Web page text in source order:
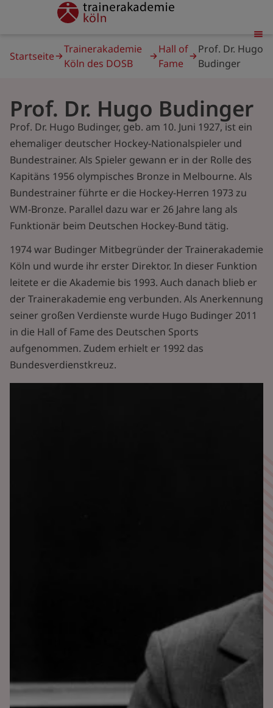
trainerakademie
Startseite
Trainerakademie
Köln des DOSB
Hall of
Fame
Prof. Dr. Hugo
Budinger
Prof. Dr. Hugo Budinger
Prof. Dr. Hugo Budinger, geb. am 10. Juni 1927, ist ein
ehemaliger deutscher Hockey-Nationalspieler und
Bundestrainer. Als Spieler gewann er in der Rolle des
Kapitäns 1956 olympisches Bronze in Melbourne. Als
Bundestrainer führte er die Hockey-Herren 1973 zu
WM-Bronze. Parallel dazu war er 26 Jahre lang als
Funktionär beim Deutschen Hockey-Bund tätig.
1974 war Budinger Mitbegründer der Trainerakademie
Köln und wurde ihr erster Direktor. In dieser Funktion
leitete er die Akademie bis 1993. Auch danach blieb er
der Trainerakademie eng verbunden. Als Anerkennung
seiner großen Verdienste wurde Hugo Budinger 2011
in die Hall of Fame des Deutschen Sports
aufgenommen. Zudem erhielt er 1992 das
Bundesverdienstkreuz.